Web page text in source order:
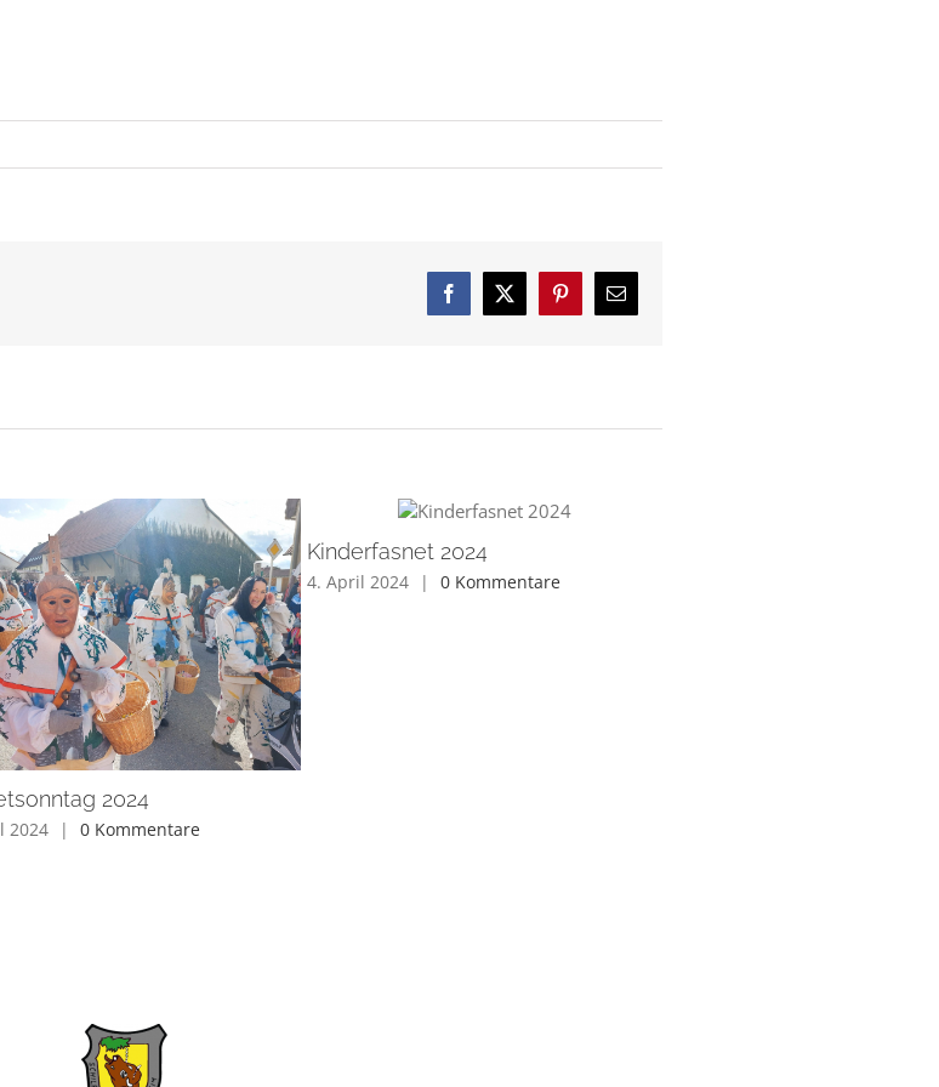
Facebook
X Pinterest
E-
Mail
2024
2024 | 0 Kommentare
Kinderfasnet 2024
4. April 2024 | 0 Kommentare